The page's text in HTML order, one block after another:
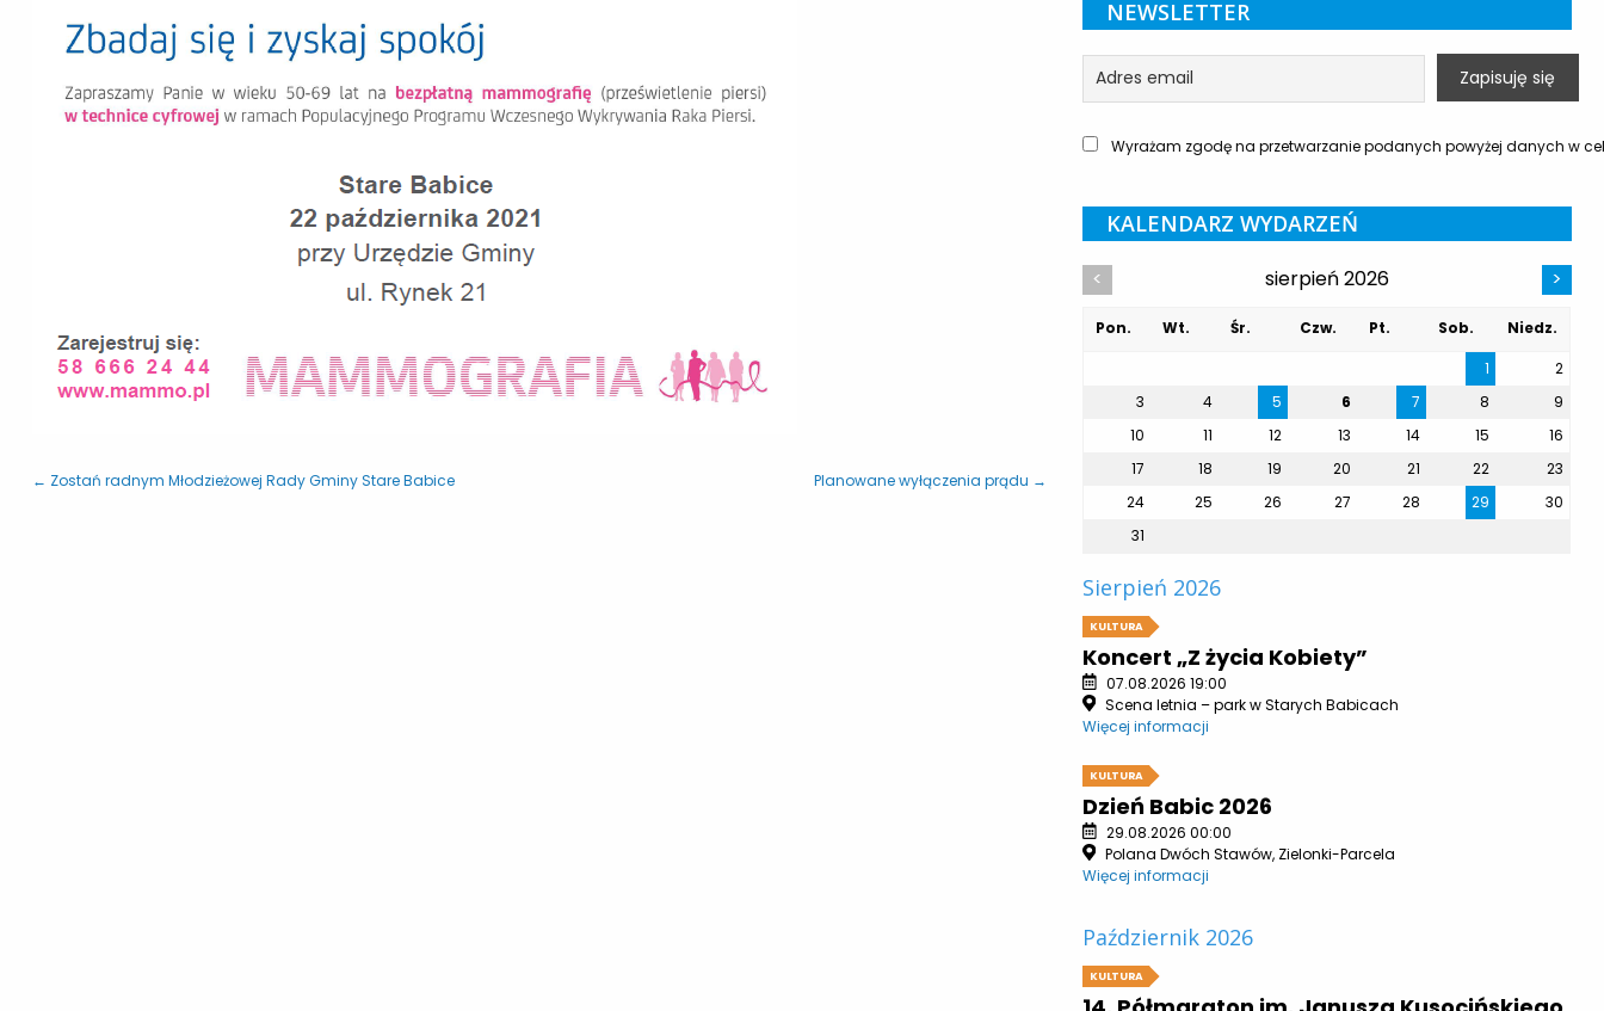
← Zostań radnym Młodzieżowej Rady Gminy Stare Babice Planowane wyłączenia prądu →
NEWSLETTER
Wyrażam zgodę na przetwarzanie podanych powyżej danych w
KALENDARZ WYDARZEŃ
< sierpień 2026 >
Pon. Wt. Śr. Czw. Pt. Sob.
Niedz.
1
2
3
4 5 6 7 8
9
10
11 12 13 14 15
16
17
18 19 20 21 22
23
24
25 26 27 28 29
30
31
Sierpień 2026
KULTURA
Koncert „Z życia Kobiety”
07.08.2026 19:00
Scena letnia – park w Starych Babicach
Więcej informacji
KULTURA
Dzień Babic 2026
29.08.2026 00:00
Polana Dwóch Stawów, Zielonki-Parcela
Więcej informacji
Październik 2026
KULTURA